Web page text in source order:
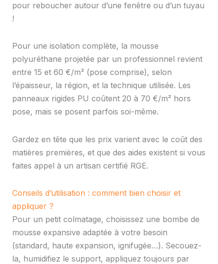
pour reboucher autour d’une fenêtre ou d’un tuyau
!
Pour une isolation complète, la mousse
polyuréthane projetée par un professionnel revient
entre 15 et 60 €/m² (pose comprise), selon
l’épaisseur, la région, et la technique utilisée. Les
panneaux rigides PU coûtent 20 à 70 €/m² hors
pose, mais se posent parfois soi-même.
Gardez en tête que les prix varient avec le coût des
matières premières, et que des aides existent si vous
faites appel à un artisan certifié RGE.
Conseils d’utilisation : comment bien choisir et
appliquer ?
Pour un petit colmatage, choisissez une bombe de
mousse expansive adaptée à votre besoin
(standard, haute expansion, ignifugée…). Secouez-
la, humidifiez le support, appliquez toujours par